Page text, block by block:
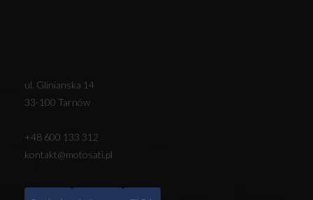
ul. Glinianska 14
33-100 Tarnów
+48 600 133 312
kontakt@motosati.pl